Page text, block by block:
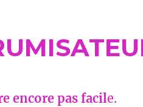
encore pas facile.